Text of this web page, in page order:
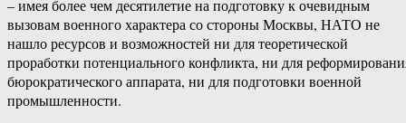
– имея более чем десятилетие на подготовку к очевидным
вызовам военного характера со стороны Москвы, НАТО не
нашло ресурсов и возможностей ни для теоретической
проработки потенциального конфликта, ни для
бюрократического аппарата, ни для подготовки военной
промышленности.